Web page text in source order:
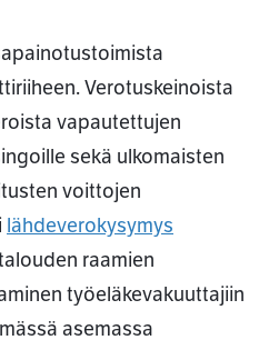
Verotuskeinoista
vapautettujen
sekä ulkomaisten
voittojen
lähdeverokysymys
raamien
työeläkevakuuttajiin
asemassa